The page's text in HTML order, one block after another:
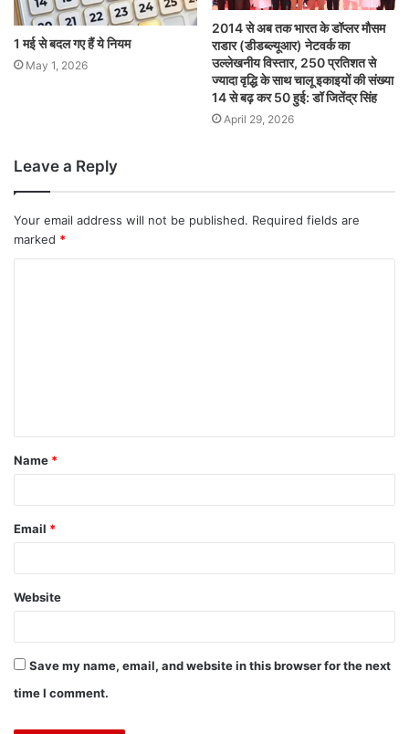
1 मई से बदल गए हैं ये नियम
May 1, 2026
2014 से अब तक भारत के डॉप्लर मौसम
राडार (डीडब्ल्यूआर) नेटवर्क का
उल्लेखनीय विस्तार, 250 प्रतिशत से
ज्यादा वृद्धि के साथ चालू इकाइयों की संख्या
14 से बढ़ कर 50 हुई: डॉ जितेंद्र सिंह
April 29, 2026
Leave a Reply
Your email address will not be published. Required fields are
marked *
Name *
Email *
Website
Save my name, email, and website in this browser for the next
time I comment.